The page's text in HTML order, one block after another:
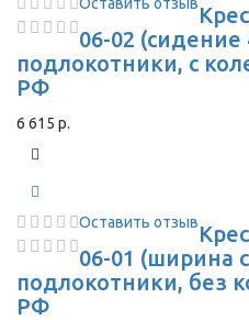
06-02
подлокотники, с
РФ
6 615 р.
Оставить отзыв
06-01 (ширина
подлокотники, без
РФ